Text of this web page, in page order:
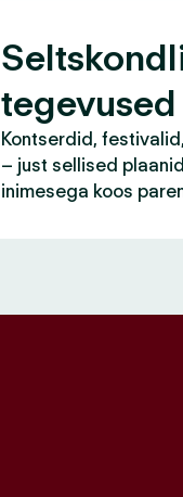
tegevused
Kontserdid,
– just sellised
inimesega koos